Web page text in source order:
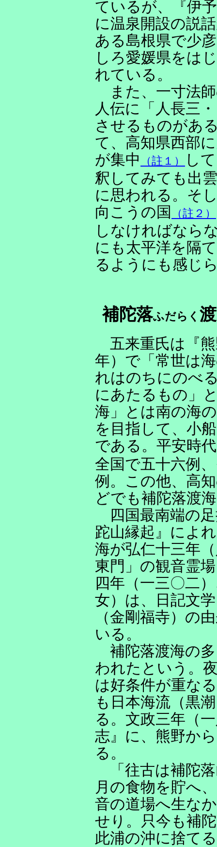
ているが、『伊
に温泉開設の説
ある島根県で少
しろ愛媛県をは
れている。
また、一寸法
人伝に「人長三
させるものがあ
て、高知県西部
が集中
（註１）
し
釈してみても出
に思われる。そ
向こうの国
（註２）
しなければなら
にも太平洋を隔
るようにも感じ
補陀落ふだらく
五来重氏は『
年）で「常世は
れはのちにのべ
にあたるもの」
海」とは南の海
を目指して、小
である。平安時
全国で五十六例
例。この他、高
どでも補陀落渡
四国最南端の足
跎山縁起』によ
海が弘仁十三年
東門」の観音霊
四年（一三〇二
女）は、日記文
（金剛福寺）の
いる。
補陀落渡海の
われたという。
は好条件が重な
も日本海流（黒
る。文政三年（
志』に、熊野か
る。
「往古は補陀
月の食物を貯へ
音の道場へ生な
せり。只今も補
此浦の沖に捨て